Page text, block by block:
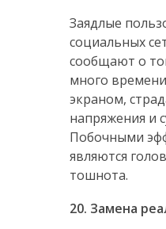
Заядлые
социальных
сообщают о
много
экраном,
напряжения и
Побочными
являются
тошнота.
20. Замена